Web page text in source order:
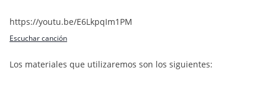
https://youtu.be/E6LkpqIm1PM
Escuchar canción
Los materiales que utilizaremos son los siguientes: